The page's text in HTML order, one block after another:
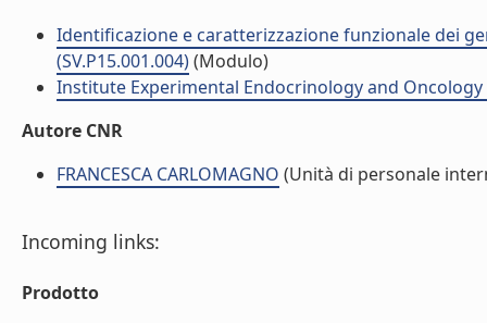
Identificazione e caratterizzazione funzionale dei
(SV.P15.001.004)(Modulo)
Institute Experimental Endocrinology and Oncology
Autore CNR
FRANCESCA CARLOMAGNO (Unità di personale
Incoming links:
Prodotto